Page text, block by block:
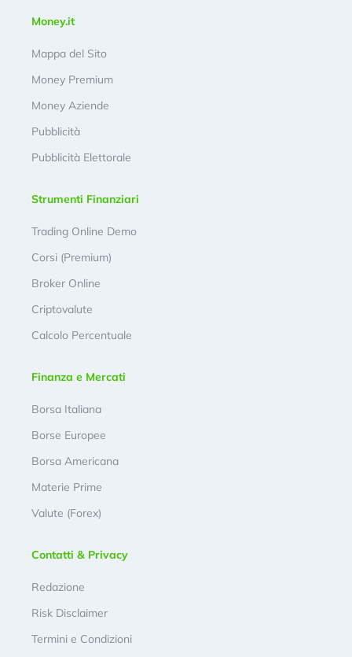
Money.it
Mappa del Sito
Money Premium
Money Aziende
Pubblicità
Pubblicità Elettorale
Strumenti Finanziari
Trading Online Demo
Corsi (Premium)
Broker Online
Criptovalute
Calcolo Percentuale
Finanza e Mercati
Borsa Italiana
Borse Europee
Borsa Americana
Materie Prime
Valute (Forex)
Contatti & Privacy
Redazione
Risk Disclaimer
Termini e Condizioni